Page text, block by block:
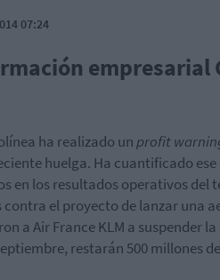
07:24
empresarial
ha realizado un profit
huelga. Ha cuantificado
en los resultados operativos del
el proyecto de lanzar una
a Air France KLM a suspender
restarán 500 millones